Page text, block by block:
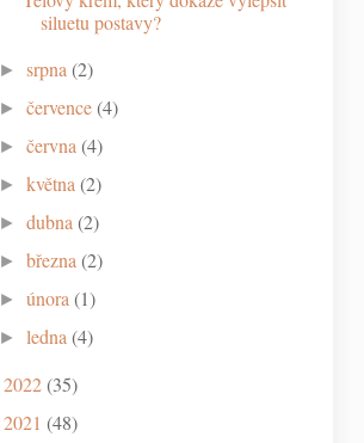
siluetu postavy?
►srpna (2)
►července(4)
►června (4)
►května (2)
►dubna (2)
►března (2)
►února (1)
►ledna (4)
2022(35)
2021 (48)